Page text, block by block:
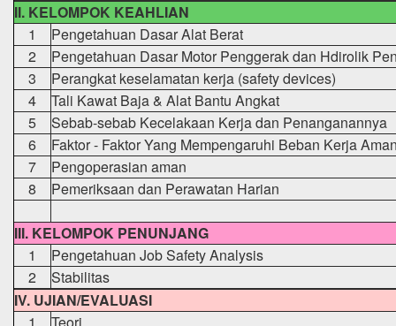
II. KELOMPOK KEAHLIAN
1
Pengetahuan Dasar Alat Berat
2
Pengetahuan Dasar Motor Penggerak dan Hdirolik
3
Perangkat keselamatan kerja (safety devices)
4
Tali Kawat Baja & Alat Bantu Angkat
5
Sebab-sebab Kecelakaan Kerja dan Penanganannya
6
Faktor - Faktor Yang Mempengaruhi Beban Kerja
7
Pengoperasian aman
8
Pemeriksaan dan Perawatan Harian
III. KELOMPOK PENUNJANG
1
Pengetahuan Job Safety Analysis
2
Stabilitas
IV. UJIAN/EVALUASI